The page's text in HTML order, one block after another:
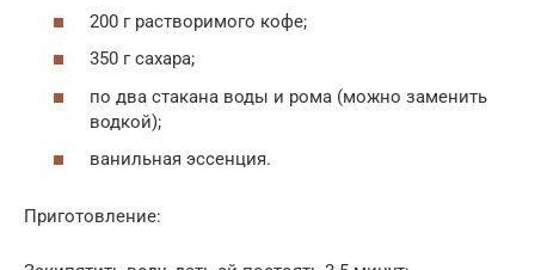
200 г растворимого кофе;
350 г сахара;
по два стакана воды и рома (можно заменить
водкой);
ванильная эссенция.
Приготовление: